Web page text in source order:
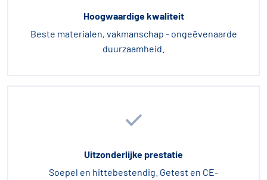
Hoogwaardige kwaliteit
Beste materialen, vakmanschap - ongeëvenaarde
duurzaamheid.
Uitzonderlijke prestatie
Soepel en hittebestendig. Getest en CE-